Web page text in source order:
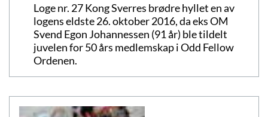
Loge nr. 27 Kong Sverres brødre hyllet en av
logens eldste 26. oktober 2016, da eks OM
Svend Egon Johannessen (91 år) ble tildelt
juvelen for 50 års medlemskap i Odd Fellow
Ordenen.